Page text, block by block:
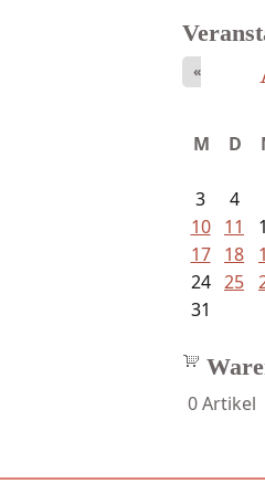
und...
«
M D
3
4
10
11
17
18
24 25
31
0Artikel